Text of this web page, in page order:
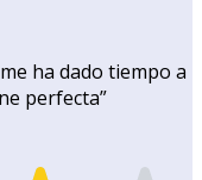
ha dado tiempo a
perfecta”